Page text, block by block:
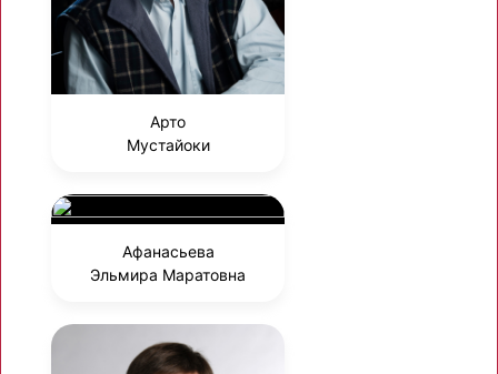
Арто
Мустайоки
Афанасьева
Эльмира Маратовна